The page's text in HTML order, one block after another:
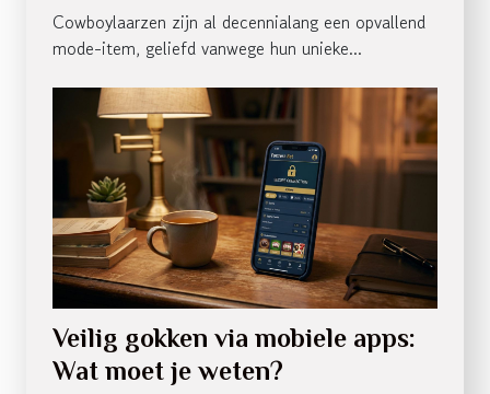
gelegenheid?
Cowboylaarzen zijn al decennialang een opvallend
mode-item, geliefd vanwege hun unieke...
Veilig gokken via mobiele apps:
Wat moet je weten?